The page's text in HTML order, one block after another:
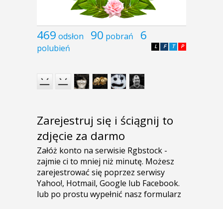
469 odsłon 90 pobrań 6
polubień P
T
F
L
Zarejestruj się i ściągnij to
zdjęcie za darmo